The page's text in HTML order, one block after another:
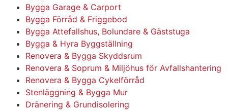
Bygga Garage & Carport
Bygga Förråd & Friggebod
Bygga Attefallshus, Bolundare & Gäststuga
Bygga & Hyra Byggställning
Renovera & Bygga Skyddsrum
Renovera & Soprum & Miljöhus för Avfallshantering
Renovera & Bygga Cykelförråd
Stenläggning & Bygga Mur
Dränering & Grundisolering